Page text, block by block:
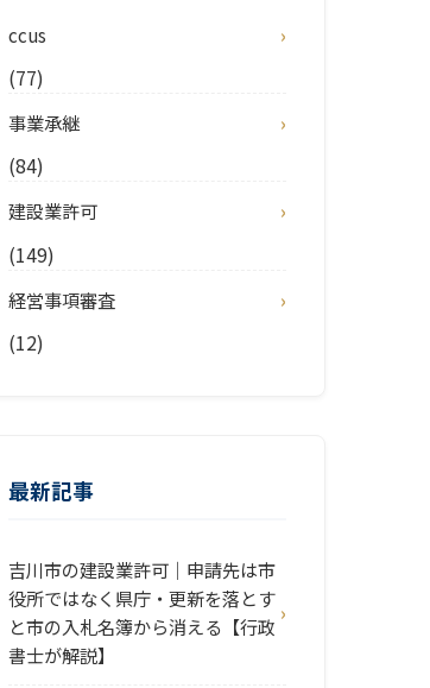
ccus
(77)
事業承継
(84)
建設業許可
(149)
経営事項審査
(12)
最新記事
吉川市の建設業許可｜申請先は市
役所ではなく県庁・更新を落とす
と市の入札名簿から消える【行政
書士が解説】